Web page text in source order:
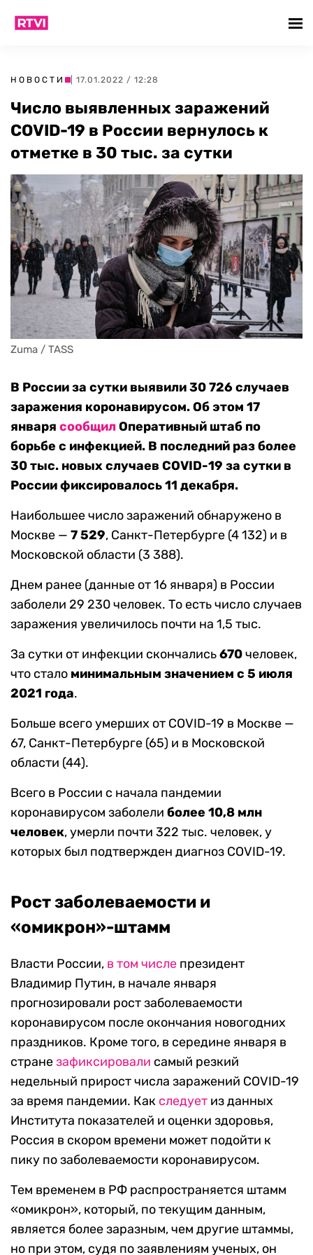
НОВОСТИ | 17.01.2022 / 12:28
Число выявленных заражений
COVID-19 в России вернулось к
отметке в 30 тыс. за сутки
Zuma / TASS
В России за сутки выявили 30 726 случаев
заражения коронавирусом. Об этом 17
января сообщилОперативный штаб по
борьбе с инфекцией. В последний раз более
30 тыс. новых случаев COVID-19 за сутки в
России фиксировалось 11 декабря.
Наибольшее число заражений обнаружено в
Москве — 7 529, Санкт-Петербурге (4 132) и в
Московской области (3 388).
Днем ранее (данные от 16 января) в России
заболели 29 230 человек. То есть число случаев
заражения увеличилось почти на 1,5 тыс.
За сутки от инфекции скончались670человек,
что стало минимальным значением с 5 июля
2021 года.
Больше всего умерших от COVID-19 в Москве —
67, Санкт-Петербурге (65) и в Московской
области (44).
Всего в России с начала пандемии
коронавирусом заболели более 10,8 млн
человек, умерли почти 322 тыс. человек, у
которых был подтвержден диагноз COVID-19.
Рост заболеваемости и
«омикрон»-штамм
Власти России, в том числе президент
Владимир Путин, в начале января
прогнозировали рост заболеваемости
коронавирусом после окончания новогодних
праздников. Кроме того, в середине января в
странезафиксировали самый резкий
недельный прирост числа заражений COVID-19
за время пандемии. Как следует из данных
Института показателей и оценки здоровья,
Россия в скором времени может подойти к
пику по заболеваемости коронавирусом.
Тем временем в РФ распространяется штамм
«омикрон», который, по текущим данным,
является более заразным, чем другие штаммы,
но при этом, судя по заявлениям ученых, он